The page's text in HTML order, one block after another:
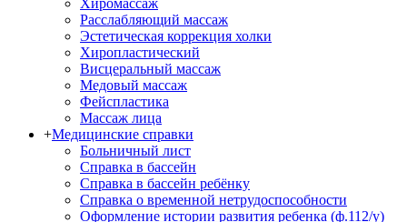
Хиромассаж
Расслабляющий массаж
Эстетическая коррекция холки
Хиропластический
Висцеральный массаж
Медовый массаж
Фейспластика
Массаж лица
+Медицинские справки
Больничный лист
Справка в бассейн
Справка в бассейн ребёнку
Справка о временной нетрудоспособности
Оформление истории развития ребенка (ф.112/у)